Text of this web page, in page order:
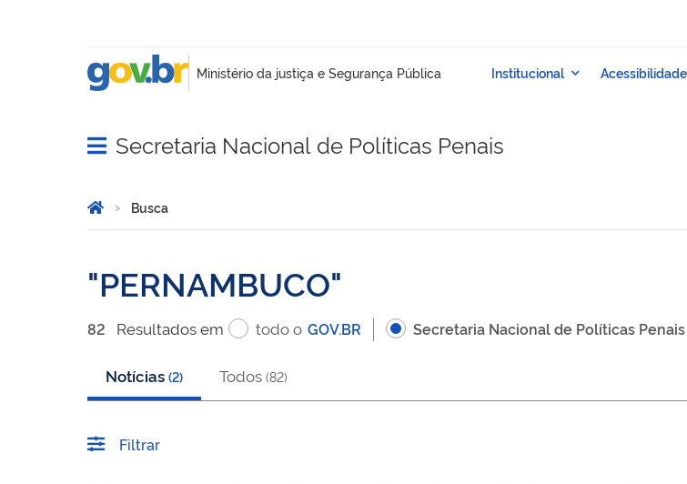
Abrir menu principal de navegação
Secretaria Nacional de Políticas Penais
Você está aqui:
Página Inicial
Busca
PERNAMBUCO
82 Resultadosem todo o GOV.BR Secretaria Nacional de Políticas Penais
Notícias (2) Todos (82)
Filtrar